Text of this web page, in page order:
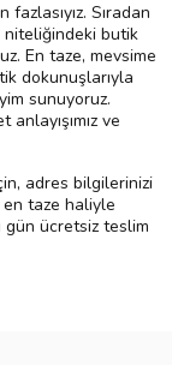
Sıradan
niteliğindeki butik
En taze, mevsime
dokunuşlarıyla
sunuyoruz.
ve
adres bilgilerinizi
en taze haliyle
gün ücretsiz teslim